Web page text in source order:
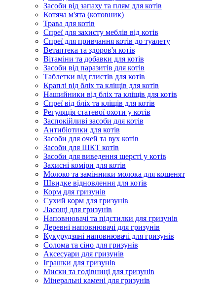
Засоби від запаху та плям для котів
Котяча м'ята (котовник)
Трава для котів
Спреї для захисту меблів від котів
Спреї для привчання котів до туалету
Ветаптека та здоров'я котів
Вітаміни та добавки для котів
Засоби від паразитів для котів
Таблетки від глистів для котів
Краплі від бліх та кліщів для котів
Нашийники від бліх та кліщів для котів
Спреї від бліх та кліщів для котів
Регуляція статевої охоти у котів
Заспокійливі засоби для котів
Антибіотики для котів
Засоби для очей та вух котів
Засоби для ШКТ котів
Засоби для виведення шерсті у котів
Захисні коміри для котів
Молоко та замінники молока для кошенят
Швидке відновлення для котів
Корм для гризунів
Сухий корм для гризунів
Ласощі для гризунів
Наповнювачі та підстилки для гризунів
Деревні наповнювачі для гризунів
Кукурудзяні наповнювачі для гризунів
Солома та сіно для гризунів
Аксесуари для гризунів
Іграшки для гризунів
Миски та годівниці для гризунів
Мінеральні камені для гризунів